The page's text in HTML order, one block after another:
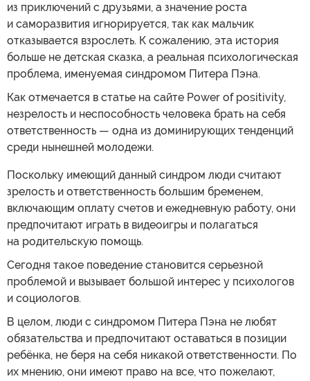
из приключений с друзьями, а значение роста
и саморазвития игнорируется, так как мальчик
отказывается взрослеть. К сожалению, эта история
больше не детская сказка, а реальная психологическая
проблема, именуемая синдромом Питера Пэна.
Как отмечается в статье на сайте Power of positivity,
незрелость и неспособность человека брать на себя
ответственность — одна из доминирующих тенденций
среди нынешней молодежи.
Поскольку имеющий данный синдром люди считают
зрелость и ответственность большим бременем,
включающим оплату счетов и ежедневную работу, они
предпочитают играть в видеоигры и полагаться
на родительскую помощь.
Сегодня такое поведение становится серьезной
проблемой и вызывает большой интерес у психологов
и социологов.
В целом, люди с синдромом Питера Пэна не любят
обязательства и предпочитают оставаться в позиции
ребёнка, не беря на себя никакой ответственности. По
их мнению, они имеют право на все, что пожелают,